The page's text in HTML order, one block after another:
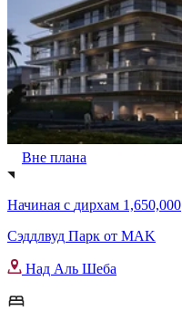
Вне плана
Начиная с дирхам 1,650,000
Сэддлвуд Парк от MAK
Над Аль Шеба